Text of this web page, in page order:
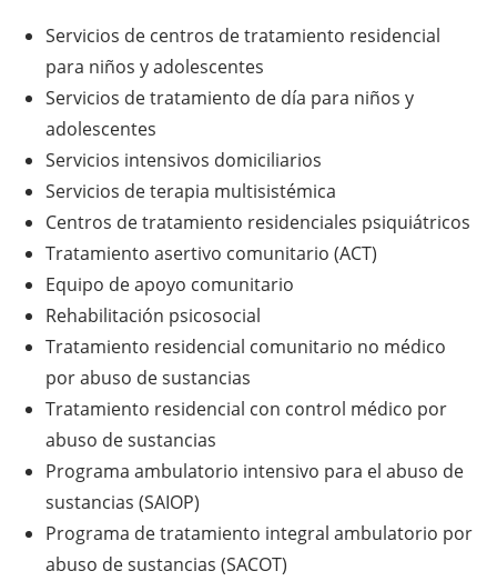
Servicios de centros de tratamiento residencial
para niños y adolescentes
Servicios de tratamiento de día para niños y
adolescentes
Servicios intensivos domiciliarios
Servicios de terapia multisistémica
Centros de tratamiento residenciales psiquiátricos
Tratamiento asertivo comunitario (ACT)
Equipo de apoyo comunitario
Rehabilitación psicosocial
Tratamiento residencial comunitario no médico
por abuso de sustancias
Tratamiento residencial con control médico por
abuso de sustancias
Programa ambulatorio intensivo para el abuso de
sustancias (SAIOP)
Programa de tratamiento integral ambulatorio por
abuso de sustancias (SACOT)